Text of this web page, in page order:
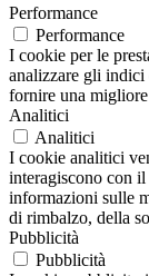
Performance
Performance
I cookie per le
analizzare gli indici
fornire una
Analitici
Analitici
I cookie analitici
interagiscono con
informazioni sulle
di rimbalzo, della
Pubblicità
Pubblicità